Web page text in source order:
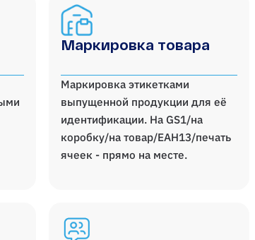
Маркировка товара
Маркировка этикетками
выпущенной продукции для её
идентификации. На GS1/на
коробку/на товар/ЕАН13/печать
ячеек - прямо на месте.